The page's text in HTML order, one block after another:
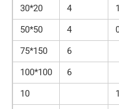
30*20
4
50*50
4
75*150
6
100*100
6
10
1